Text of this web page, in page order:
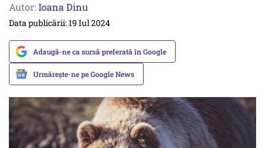
Autor:Ioana Dinu
Data publicării: 19 Iul 2024
Adaugă-ne ca sursă preferată în Google
Urmărește-ne pe Google News